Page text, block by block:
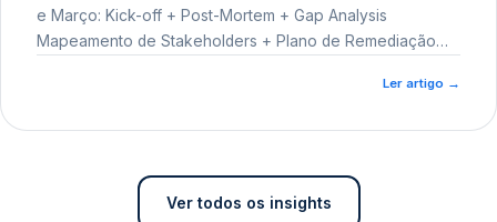
e Março: Kick-off + Post-Mortem + Gap Analysis
Mapeamento de Stakeholders + Plano de Remediação
Ler artigo →
Ver todos os insights